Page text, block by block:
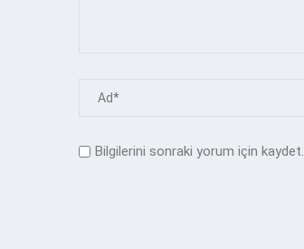
Bilgilerini sonraki yorum için kaydet.